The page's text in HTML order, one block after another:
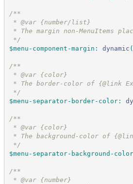
/**
* @var {number/list}
* The margin non-MenuItems
*/
$menu-component-margin : dynamic (
/**
* @var {color}
* The border-color of {@link
*/
$menu-separator-border-color:
/**
* @var {color}
* The background-color of
*/
$menu-separator-background-color
/**
* @var {number}